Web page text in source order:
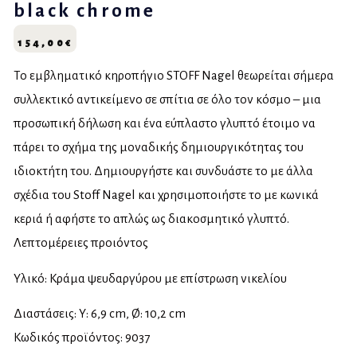
black chrome
154,00 €
Το εμβληματικό κηροπήγιο STOFF Nagel θεωρείται σήμερα
συλλεκτικό αντικείμενο σε σπίτια σε όλο τον κόσμο – μια
προσωπική δήλωση και ένα εύπλαστο γλυπτό έτοιμο να
πάρει το σχήμα της μοναδικής δημιουργικότητας του
ιδιοκτήτη του. Δημιουργήστε και συνδυάστε το με άλλα
σχέδια του Stoff Nagel και χρησιμοποιήστε το με κωνικά
κεριά ή αφήστε το απλώς ως διακοσμητικό γλυπτό.
Λεπτομέρειες προιόντος
Υλικό: Κράμα ψευδαργύρου με επίστρωση νικελίου
Διαστάσεις: Υ: 6,9 cm, Ø: 10,2 cm
Κωδικός προϊόντος: 9037